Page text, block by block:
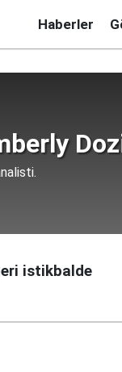
Haberler
istikbalde